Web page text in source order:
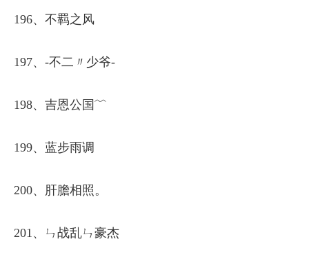
196、不羁之风
197、-不二〃少爷-
198、吉恩公国﹌
199、蓝步雨调
200、肝膽相照。
201、ㄣ战乱ㄣ豪杰